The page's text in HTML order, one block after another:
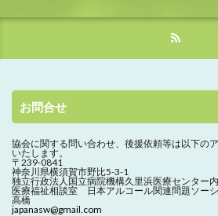
お問合せ
協会に関する問い合わせ、 後援依頼等は以下の
いたします。
〒239-0841
神奈川県横須賀市野比5-3-1
独立行政法人国立病院機構久里浜医療センター内
医療福祉相談室 日本アルコール関連問題ソー
高橋
japanasw@gmail.com